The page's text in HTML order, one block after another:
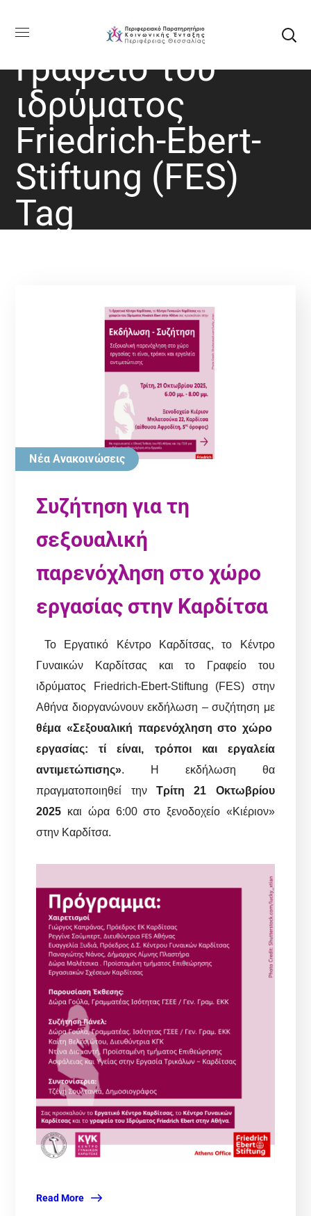
Γραφείο του
ιδρύματος
Friedrich-Ebert-
Stiftung (FES)
Tag
Νέα Ανακοινώσεις
Συζήτηση για τη
σεξουαλική
παρενόχληση στο χώρο
εργασίας στην Καρδίτσα
Το Εργατικό Κέντρο Καρδίτσας, το Κέντρο
Γυναικών Καρδίτσας και το Γραφείο του
ιδρύματος Friedrich-Ebert-Stiftung (FES) στην
Αθήνα διοργανώνουν εκδήλωση – συζήτηση με
θέμα «Σεξουαλική παρενόχληση στο χώρο
εργασίας: τί είναι, τρόποι και εργαλεία
αντιμετώπισης». Η εκδήλωση θα
πραγματοποιηθεί τηνΤρίτη 21 Οκτωβρίου
2025 και ώρα 6:00 στο ξενοδοχείο «Κιέριον»
στην Καρδίτσα.
Read More